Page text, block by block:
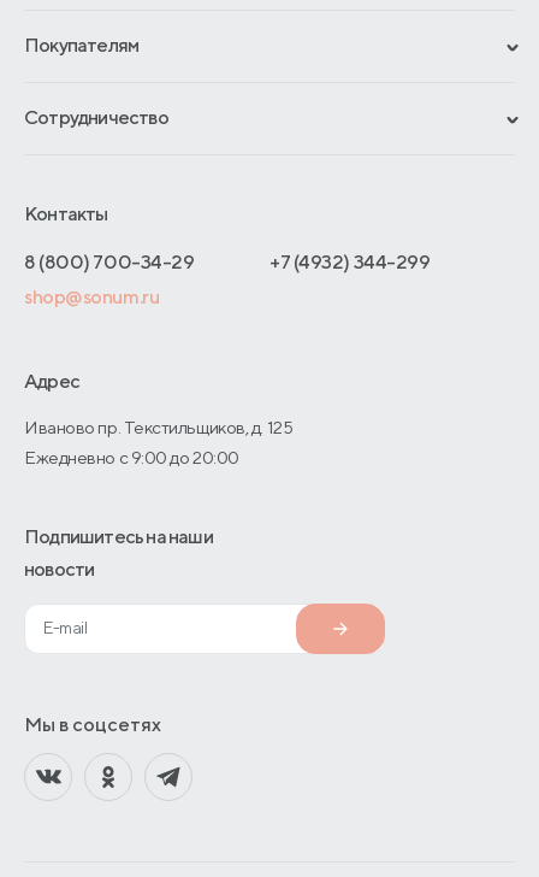
Гарантии
Отзывы покупателей
Покупателям
Обмен и возврат
Как оформить заказ
Адреса магазинов
Договор-оферты
Сотрудничество
Отельерам
Оптовые продажи
О производстве
Контакты
8 (800) 700-34-29
+7 (4932) 344-299
shop@sonum.ru
Адрес
Иваново пр. Текстильщиков, д. 125
Ежедневно с 9:00 до 20:00
Подпишитесь на наши
новости
Мы в соцсетях